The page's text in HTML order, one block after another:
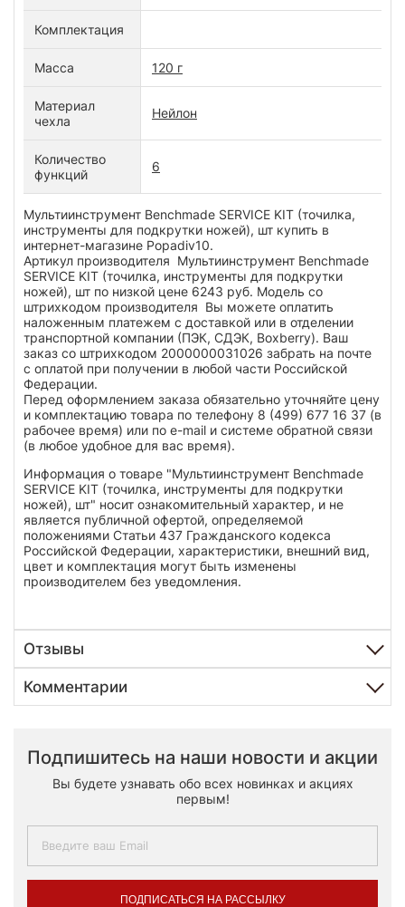
Комплектация
Масса 120 г
Материал
чехла
Нейлон
Количество
функций
6
Мультиинструмент Benchmade SERVICE KIT (точилка,
инструменты для подкрутки ножей), шт купить в
интернет-магазине Popadiv10.
Артикул производителя Мультиинструмент Benchmade
SERVICE KIT (точилка, инструменты для подкрутки
ножей), шт по низкой цене 6243 руб. Модель со
штрихкодом производителя Вы можете оплатить
наложенным платежем с доставкой или в отделении
транспортной компании (ПЭК, СДЭК, Boxberry). Ваш
заказ со штрихкодом 2000000031026 забрать на почте
с оплатой при получении в любой части Российской
Федерации.
Перед оформлением заказа обязательно уточняйте цену
и комплектацию товара по телефону 8 (499) 677 16 37 (в
рабочее время) или по e-mail и системе обратной связи
(в любое удобное для вас время).
Информация о товаре "Мультиинструмент Benchmade
SERVICE KIT (точилка, инструменты для подкрутки
ножей), шт" носит ознакомительный характер, и не
является публичной офертой, определяемой
положениями Статьи 437 Гражданского кодекса
Российской Федерации, характеристики, внешний вид,
цвет и комплектация могут быть изменены
производителем без уведомления.
Отзывы
Комментарии
Подпишитесь на наши новости и акции
Вы будете узнавать обо всех новинках и акциях
первым!
ПОДПИСАТЬСЯ НА РАССЫЛКУ